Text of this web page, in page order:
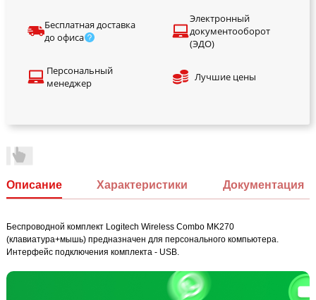
Бесплатная доставка
до офиса
Электронный
документооборот
(ЭДО)
Персональный
менеджер
Лучшие цены
Описание Характеристики Документация
Беспроводной комплект Logitech Wireless Combo MK270
(клавиатура+мышь) предназначен для персонального компьютера.
Интерфейс подключения комплекта - USB.